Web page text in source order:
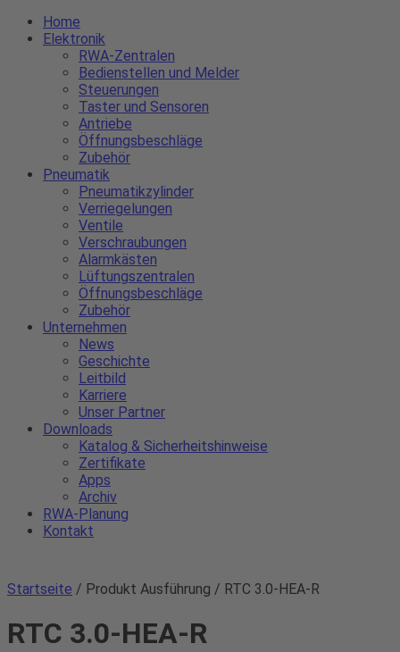
Home
Elektronik
RWA-Zentralen
Bedienstellen und Melder
Steuerungen
Taster und Sensoren
Antriebe
Öffnungsbeschläge
Zubehör
Pneumatik
Pneumatikzylinder
Verriegelungen
Ventile
Verschraubungen
Alarmkästen
Lüftungszentralen
Öffnungsbeschläge
Zubehör
Unternehmen
News
Geschichte
Leitbild
Karriere
Unser Partner
Downloads
Katalog & Sicherheitshinweise
Zertifikate
Apps
Archiv
RWA-Planung
Kontakt
Startseite / Produkt Ausführung / RTC 3.0-HEA-R
RTC 3.0-HEA-R